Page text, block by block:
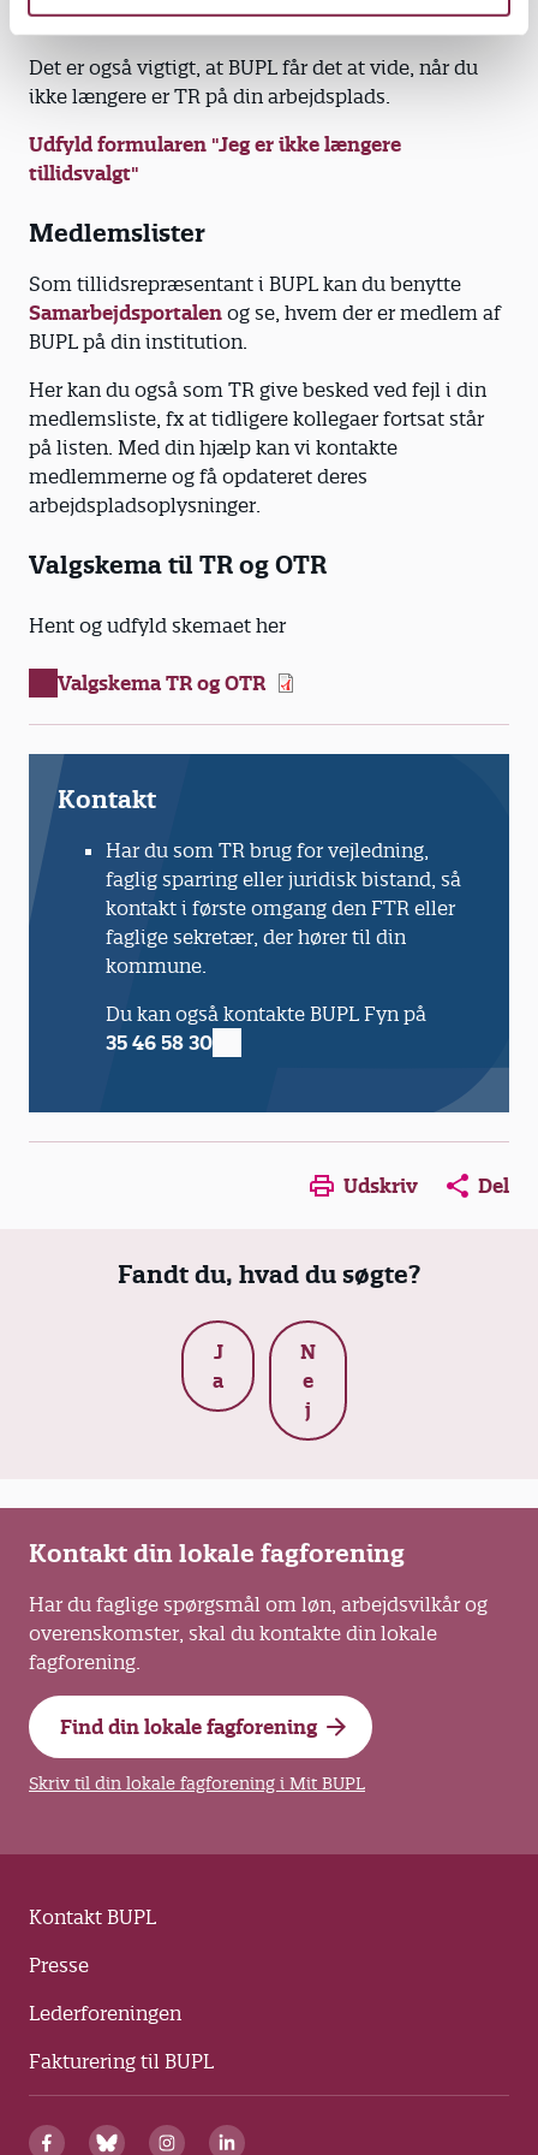
Valgskema: Fratrædelse som TR
Det er også vigtigt, at BUPL får det at vide, når du
ikke længere er TR på din arbejdsplads.
Udfyld formularen "Jeg er ikke længere
tillidsvalgt"
Medlemslister
Som tillidsrepræsentant i BUPL kan du benytte
Samarbejdsportalen og se, hvem der er medlem af
BUPL på din institution.
Her kan du også som TR give besked ved fejl i din
medlemsliste, fx at tidligere kollegaer fortsat står
på listen. Med din hjælp kan vi kontakte
medlemmerne og få opdateret deres
arbejdspladsoplysninger.
Valgskema til TR og OTR
Hent og udfyld skemaet her
Valgskema TR og OTR
Kontakt
Har du som TR brug for vejledning,
faglig sparring eller juridisk bistand, så
kontakt i første omgang den FTR eller
faglige sekretær, der hører til din
kommune.
Du kan også kontakte BUPL Fyn på
35 46 58 30
Opens in a new window
Opens in a new
Opens in
Udskriv Del
Fandt du, hvad du søgte?
J
a
N
e
j
Kontakt din lokale fagforening
Har du faglige spørgsmål om løn, arbejdsvilkår og
overenskomster, skal du kontakte din lokale
fagforening.
Find din lokale fagforening
Skriv til din lokale fagforening i Mit BUPL
Kontakt BUPL
Presse
Lederforeningen
Fakturering til BUPL